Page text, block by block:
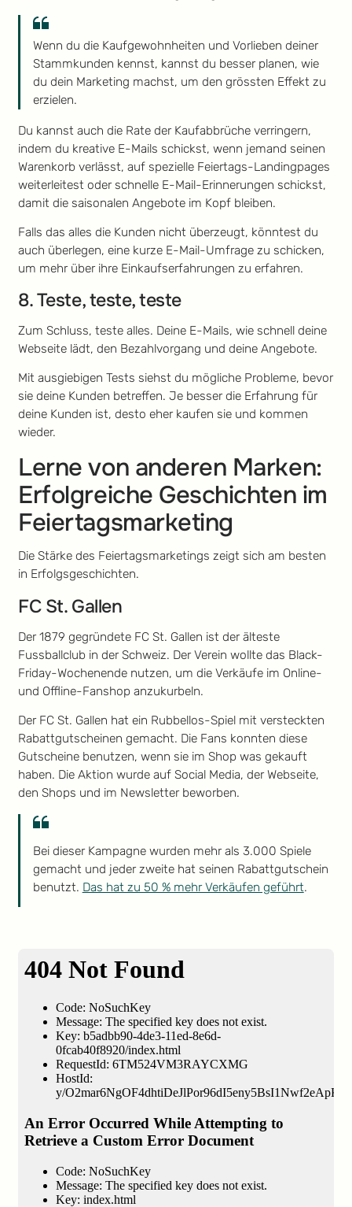
Wenn du die Kaufgewohnheiten und Vorlieben deiner
Stammkunden kennst, kannst du besser planen, wie
du dein Marketing machst, um den grössten Effekt zu
erzielen.
Du kannst auch die Rate der Kaufabbrüche verringern,
indem du kreative E-Mails schickst, wenn jemand seinen
Warenkorb verlässt, auf spezielle Feiertags-Landingpages
weiterleitest oder schnelle E-Mail-Erinnerungen schickst,
damit die saisonalen Angebote im Kopf bleiben.
Falls das alles die Kunden nicht überzeugt, könntest du
auch überlegen, eine kurze E-Mail-Umfrage zu schicken,
um mehr über ihre Einkaufserfahrungen zu erfahren.
8. Teste, teste, teste
Zum Schluss, teste alles. Deine E-Mails, wie schnell deine
Webseite lädt, den Bezahlvorgang und deine Angebote.
Mit ausgiebigen Tests siehst du mögliche Probleme, bevor
sie deine Kunden betreffen. Je besser die Erfahrung für
deine Kunden ist, desto eher kaufen sie und kommen
wieder.
Lerne von anderen Marken:
Erfolgreiche Geschichten im
Feiertagsmarketing
Die Stärke des Feiertagsmarketings zeigt sich am besten
in Erfolgsgeschichten.
FC St. Gallen
Der 1879 gegründete FC St. Gallen ist der älteste
Fussballclub in der Schweiz. Der Verein wollte das Black-
Friday-Wochenende nutzen, um die Verkäufe im Online-
und Offline-Fanshop anzukurbeln.
Der FC St. Gallen hat ein Rubbellos-Spiel mit versteckten
Rabattgutscheinen gemacht. Die Fans konnten diese
Gutscheine benutzen, wenn sie im Shop was gekauft
haben. Die Aktion wurde auf Social Media, der Webseite,
den Shops und im Newsletter beworben.
Bei dieser Kampagne wurden mehr als 3.000 Spiele
gemacht und jeder zweite hat seinen Rabattgutschein
benutzt. Das hat zu 50 % mehr Verkäufen geführt.